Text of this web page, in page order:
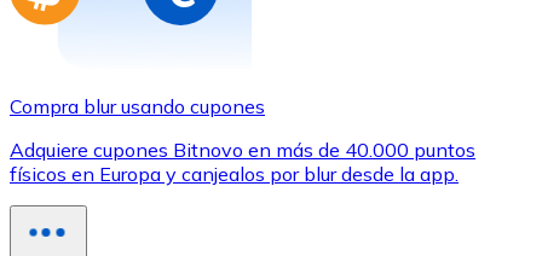
Compra blur usando cupones
Adquiere cupones Bitnovo en más de 40.000 puntos
físicos en Europa y canjealos por blur desde la app.